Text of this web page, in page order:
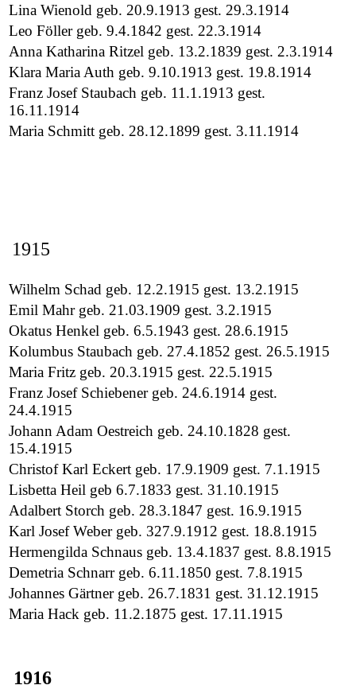
Lina Wienold geb. 20.9.1913 gest. 29.3.1914
Leo Föller geb. 9.4.1842 gest. 22.3.1914
Anna Katharina Ritzel geb. 13.2.1839 gest. 2.3.1914
Klara Maria Auth geb. 9.10.1913 gest. 19.8.1914
Franz Josef Staubach geb. 11.1.1913 gest.
16.11.1914
Maria Schmitt geb. 28.12.1899 gest. 3.11.1914
1915
Wilhelm Schad geb. 12.2.1915 gest. 13.2.1915
Emil Mahr geb. 21.03.1909 gest. 3.2.1915
Okatus Henkel geb. 6.5.1943 gest. 28.6.1915
Kolumbus Staubach geb. 27.4.1852 gest. 26.5.1915
Maria Fritz geb. 20.3.1915 gest. 22.5.1915
Franz Josef Schiebener geb. 24.6.1914 gest.
24.4.1915
Johann Adam Oestreich geb. 24.10.1828 gest.
15.4.1915
Christof Karl Eckert geb. 17.9.1909 gest. 7.1.1915
Lisbetta Heil geb 6.7.1833 gest. 31.10.1915
Adalbert Storch geb. 28.3.1847 gest. 16.9.1915
Karl Josef Weber geb. 327.9.1912 gest. 18.8.1915
Hermengilda Schnaus geb. 13.4.1837 gest. 8.8.1915
Demetria Schnarr geb. 6.11.1850 gest. 7.8.1915
Johannes Gärtner geb. 26.7.1831 gest. 31.12.1915
Maria Hack geb. 11.2.1875 gest. 17.11.1915
1916